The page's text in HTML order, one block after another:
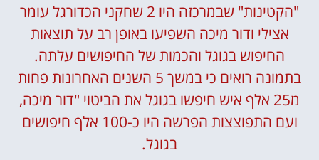
"הקטינות" שבמרכזה היו 2 שחקני הכדורגל עומר
אצילי ודור מיכה השפיעו באופן רב על תוצאות
החיפוש בגוגל והכמות של החיפושים עלתה.
בתמונה רואים כי במשך 5 השנים האחרונות פחות
מ25 אלף איש חיפשו בגוגל את הביטוי "דור מיכה,
ועם התפוצצות הפרשה היו כ-100 אלף חיפושים
בגוגל.